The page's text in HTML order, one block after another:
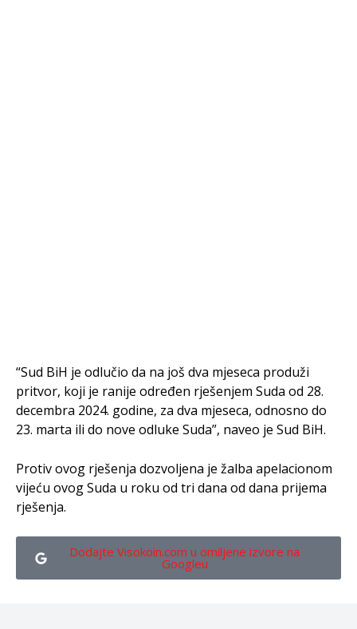
“Sud BiH je odlučio da na još dva mjeseca produži
pritvor, koji je ranije određen rješenjem Suda od 28.
decembra 2024. godine, za dva mjeseca, odnosno do
23. marta ili do nove odluke Suda”, naveo je Sud BiH.
Protiv ovog rješenja dozvoljena je žalba apelacionom
vijeću ovog Suda u roku od tri dana od dana prijema
rješenja.
Dodajte Visokoin.com u omiljene izvore na
Googleu